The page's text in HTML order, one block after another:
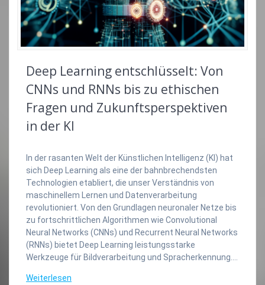
Deep Learning entschlüsselt: Von
CNNs und RNNs bis zu ethischen
Fragen und Zukunftsperspektiven
in der KI
In der rasanten Welt der Künstlichen Intelligenz (KI) hat
sich Deep Learning als eine der bahnbrechendsten
Technologien etabliert, die unser Verständnis von
maschinellem Lernen und Datenverarbeitung
revolutioniert. Von den Grundlagen neuronaler Netze bis
zu fortschrittlichen Algorithmen wie Convolutional
Neural Networks (CNNs) und Recurrent Neural Networks
(RNNs) bietet Deep Learning leistungsstarke
Werkzeuge für Bildverarbeitung und Spracherkennung.…
Weiterlesen